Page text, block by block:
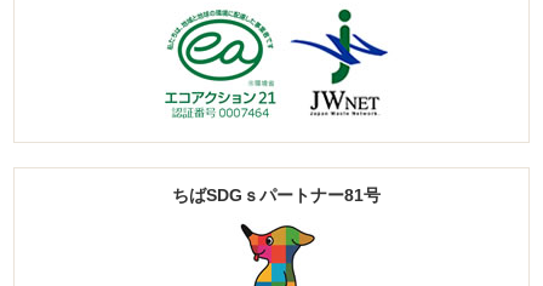
ちばSDGｓパートナー81号